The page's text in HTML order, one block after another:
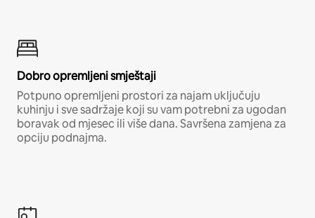
Dobro opremljeni smještaji
Potpuno opremljeni prostori za najam uključuju
kuhinju i sve sadržaje koji su vam potrebni za ugodan
boravak od mjesec ili više dana. Savršena zamjena za
opciju podnajma.